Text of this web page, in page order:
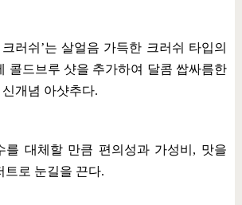
러쉬 ’는 살얼음 가득한 크러쉬 타입의
콜드브루 샷을 추가하여 달콤 쌉싸름한
개념 아샷추다.
를 대체할 만큼 편의성과 가성비 , 맛을
트로 눈길을 끈다.